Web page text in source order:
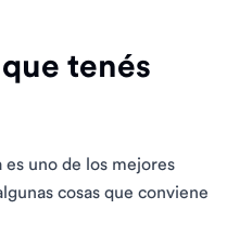
tenés
es uno de los mejores
cosas que conviene